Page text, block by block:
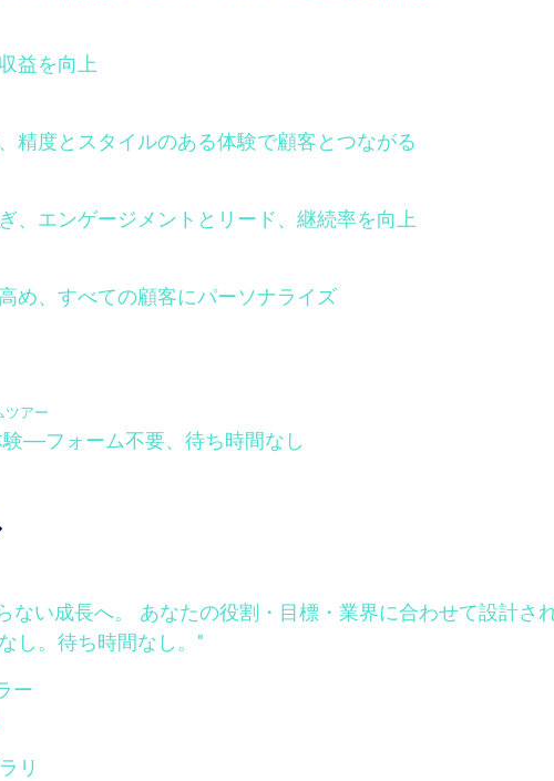
益を向上
精度とスタイルのある体験で顧客とつながる
、エンゲージメントとリード、継続率を向上
め、すべての顧客にパーソナライズ
ツアー
—フォーム不要、待ち時間なし
ない成長へ。 あなたの役割・目標・業界に合わせて設計さ
し。待ち時間なし。"
ー
リ